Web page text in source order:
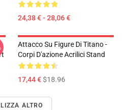
24,38 € - 28,06 €
Attacco Su Figure Di Titano -
Corpi D'azione Acrilici Stand
17,44 €$18.96
ALTRO